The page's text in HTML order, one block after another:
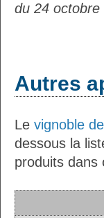
du 24 octobre
Autres
Le vignoble
dessous la
produits dans